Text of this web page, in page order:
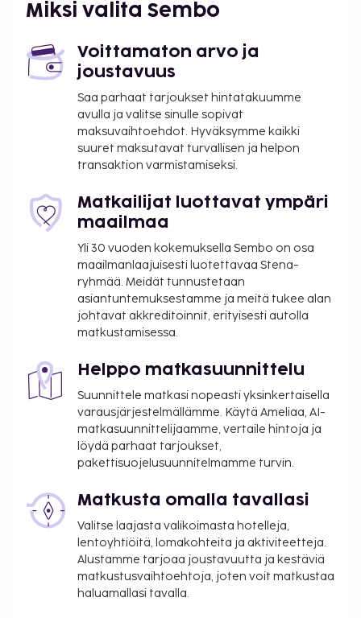
puutarha sekä ilmainen langaton internetyhteys.
Majoituspaikka veloittaa seuraavat paikan päällä
suoritettavat maksut. Maksuihin saattaa sisältyä
sovellettavat verot:
Kaupungin perimä vero: 2.18 EUR per henkilö per
yö. Tätä veroa ei peritä alle 14 vuotta vanhoilta
lapsilta.
Matkailumaksu: 0.16 EUR per henkilö per yö
Tässä on mainittu kaikki majoituspaikan meille
ilmoittamat maksut.
Majoituspaikan veloittamaan hintaan sisältyvät
pakolliset siivousmaksut.
Majoituspaikka siivotaan ammattimaisesti.
Kontaktiton sisäänkirjautuminen ja kontaktiton
uloskirjautuminen ovat saatavilla.
Miksi valita Sembo
Voittamaton arvo ja
joustavuus
Saa parhaat tarjoukset hintatakuumme
avulla ja valitse sinulle sopivat
maksuvaihtoehdot. Hyväksymme kaikki
suuret maksutavat turvallisen ja helpon
transaktion varmistamiseksi.
Matkailijat luottavat ympäri
maailmaa
Yli 30 vuoden kokemuksella Sembo on osa
maailmanlaajuisesti luotettavaa Stena-
ryhmää. Meidät tunnustetaan
asiantuntemuksestamme ja meitä tukee alan
johtavat akkreditoinnit, erityisesti autolla
matkustamisessa.
Helppo matkasuunnittelu
Suunnittele matkasi nopeasti yksinkertaisella
varausjärjestelmällämme. Käytä Ameliaa, AI-
matkasuunnittelijaamme, vertaile hintoja ja
löydä parhaat tarjoukset,
pakettisuojelusuunnitelmamme turvin.
Matkusta omalla tavallasi
Valitse laajasta valikoimasta hotelleja,
lentoyhtiöitä, lomakohteita ja aktiviteetteja.
Alustamme tarjoaa joustavuutta ja kestäviä
matkustusvaihtoehtoja, joten voit matkustaa
haluamallasi tavalla.